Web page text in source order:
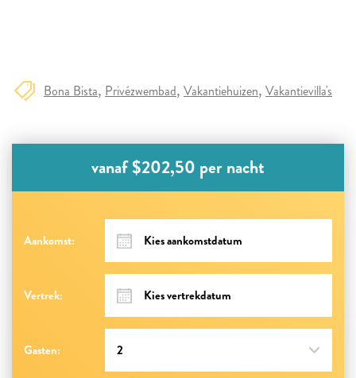
Bona Bista Privézwembad Vakantiehuizen Vakantievilla's
vanaf $202,50 per nacht
Aankomst:
Vertrek:
Gasten: